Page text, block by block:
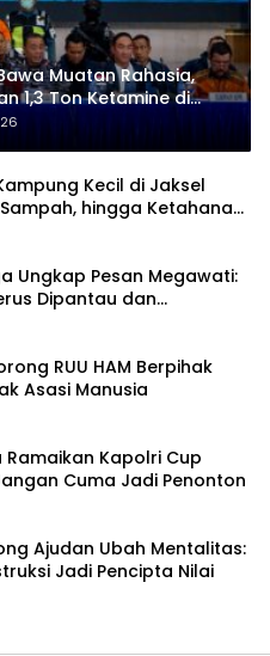
Muatan Rahasia,
1,3 Ton Ketamine di
Kampung Kecil di Jaksel
hingga Ketahanan
Ungkap Pesan Megawati:
Dipantau dan
RUU HAM Berpihak
Asasi Manusia
Ramaikan Kapolri Cup
Cuma Jadi Penonton
Ajudan Ubah Mentalitas:
Jadi Pencipta Nilai